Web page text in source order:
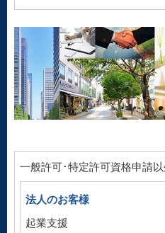
一般許可･特定許可資格申請
法人のお客様
起業支援